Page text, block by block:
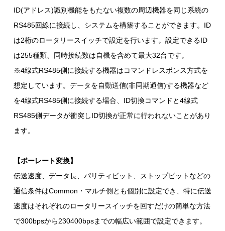
ID(アドレス)識別機能をもたない複数の周辺機器を同じ系統の
RS485回線に接続し、システムを構築することができます。ID
は2桁のロータリースイッチで設定を行います。設定できるID
は255種類、同時接続数は自機を含めて最大32台です。
※4線式RS485側に接続する機器はコマンドレスポンス方式を
想定しています。データを自動送信(非同期通信)する機器など
を4線式RS485側に接続する場合、ID切換コマンドと4線式
RS485側データが衝突しID切換が正常に行われないことがあり
ます。
【ボーレート変換】
伝送速度、データ長、パリティビット、ストップビットなどの
通信条件はCommon・マルチ側とも個別に設定でき、特に伝送
速度はそれぞれのロータリースイッチを回すだけの簡単な方法
で300bpsから230400bpsまでの幅広い範囲で設定できます。